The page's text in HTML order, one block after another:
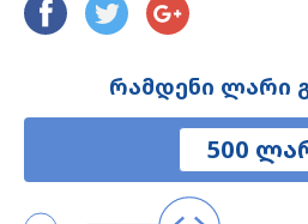
რამდენი ლარი